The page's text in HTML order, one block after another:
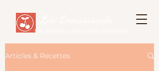
La diététicienne des familles
Articles & Recettes